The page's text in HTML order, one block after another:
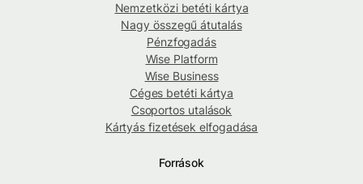
Nemzetközi betéti kártya
Nagy összegű átutalás
Pénzfogadás
Wise Platform
Wise Business
Céges betéti kártya
Csoportos utalások
Kártyás fizetések elfogadása
Források